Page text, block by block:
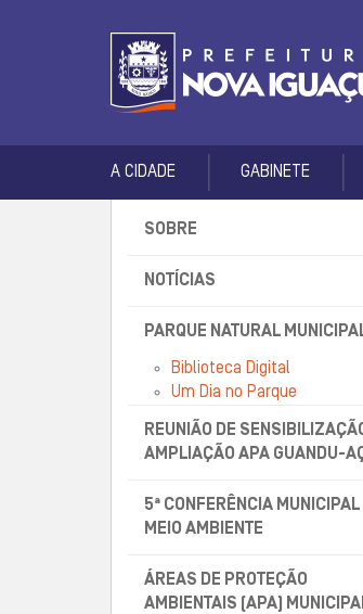
A CIDADE GABINETE
SOBRE
NOTÍCIAS
PARQUE NATURAL
Biblioteca Digital
Um Dia no Parque
REUNIÃO DE
AMPLIAÇÃO APA GUANDU-
5ª CONFERÊNCIA MUNICIPAL
MEIO AMBIENTE
ÁREAS DE PROTEÇÃO
AMBIENTAIS (APA)